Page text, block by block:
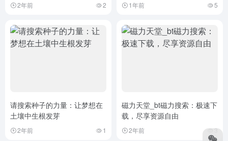
2年前 2 1年前 5
请搜索种子的力量：让梦想在
土壤中生根发芽
2年前 1
磁力天堂_bt磁力搜索：极速下
载，尽享资源自由
2年前 3